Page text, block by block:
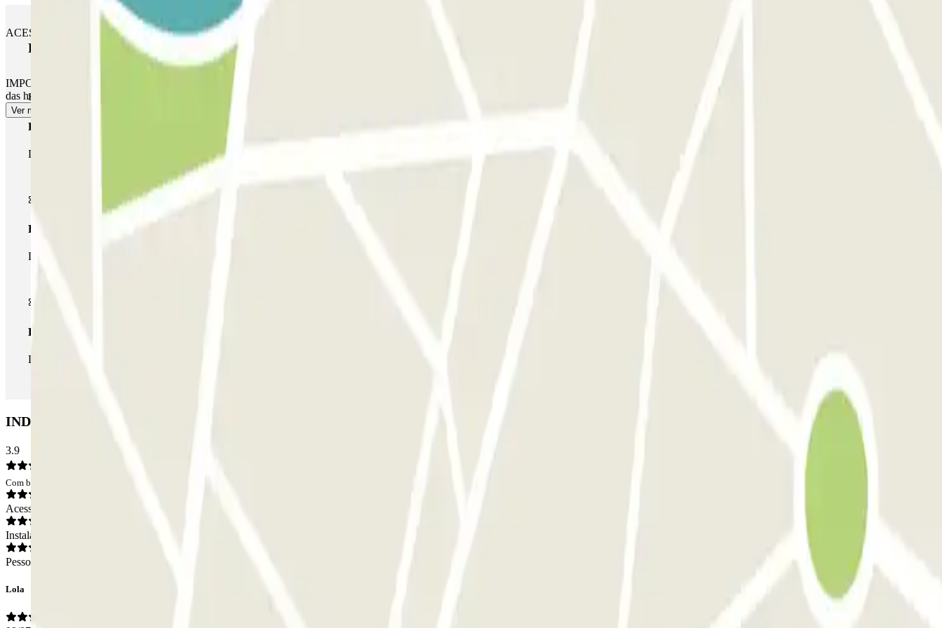
ACESSO PATRONAL: Utilize o código de acesso indicado no seu voucher de reserva.
IMPORTANTE: pode aceder ao parque de estacionamento até uma hora antes da hora da sua reserva. Fora deste intervalo, o tempo adicional será automaticamente cobrado (quer chegue ou parta antes ou depois
das horas indicadas na sua reserva), dependendo das tarifas locais que o parque de estacionamento gere na altura. Neste caso, no final da sua reserva, receberá o recibo correspondente a este tempo extra.
Ver mais
Produtos Parclick
Passe simples
Durante a sua estadia, só poderá entrar e sair do parque de estacionamento uma vez.
Passe multiestacionamento
Durante a sua estadia, pode utilizar toda a rede de parques de estacionamento deste operador disponível em Parclick.
Passe ilimitado
Durante a sua estadia, pode entrar e sair do parque de estacionamento as vezes que quiser.
INDIGO Parking du Théâtre: Opiniões
3.9
Com base em 21 opiniões
Acesso
Instalações
Pessoal
Lola